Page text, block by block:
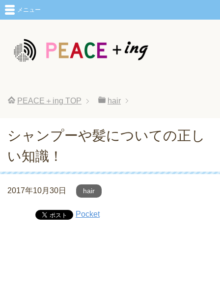
メニュー
PEACE＋ing TOP hair
シャンプーや髪についての正し
い知識！
2017年10月30日 hair
Pocket